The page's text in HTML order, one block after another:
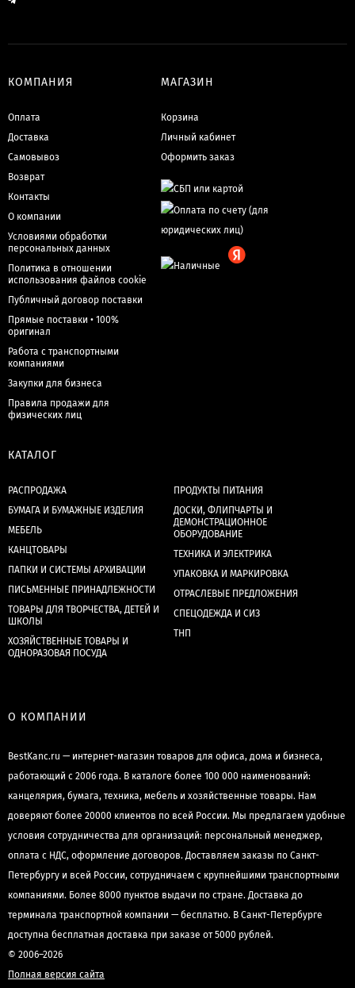
КОМПАНИЯ
Оплата
Доставка
Самовывоз
Возврат
Контакты
О компании
Условиями обработки
персональных данных
Политика в отношении
использования файлов cookie
Публичный договор поставки
Прямые поставки • 100%
оригинал
Работа с транспортными
компаниями
Закупки для бизнеса
Правила продажи для
физических лиц
МАГАЗИН
Корзина
Личный кабинет
Оформить заказ
КАТАЛОГ
РАСПРОДАЖА
БУМАГА И БУМАЖНЫЕ ИЗДЕЛИЯ
МЕБЕЛЬ
КАНЦТОВАРЫ
ПАПКИ И СИСТЕМЫ АРХИВАЦИИ
ПИСЬМЕННЫЕ ПРИНАДЛЕЖНОСТИ
ТОВАРЫ ДЛЯ ТВОРЧЕСТВА, ДЕТЕЙ И
ШКОЛЫ
ХОЗЯЙСТВЕННЫЕ ТОВАРЫ И
ОДНОРАЗОВАЯ ПОСУДА
ПРОДУКТЫ ПИТАНИЯ
ДОСКИ, ФЛИПЧАРТЫ И
ДЕМОНСТРАЦИОННОЕ
ОБОРУДОВАНИЕ
ТЕХНИКА И ЭЛЕКТРИКА
УПАКОВКА И МАРКИРОВКА
ОТРАСЛЕВЫЕ ПРЕДЛОЖЕНИЯ
СПЕЦОДЕЖДА И СИЗ
ТНП
О КОМПАНИИ
BestKanc.ru — интернет-магазин товаров для офиса, дома и бизнеса,
работающий с 2006 года. В каталоге более 100 000 наименований:
канцелярия, бумага, техника, мебель и хозяйственные товары. Нам
доверяют более 20000 клиентов по всей России. Мы предлагаем удобные
условия сотрудничества для организаций: персональный менеджер,
оплата с НДС, оформление договоров. Доставляем заказы по Санкт-
Петербургу и всей России, сотрудничаем с крупнейшими транспортными
компаниями. Более 8000 пунктов выдачи по стране. Доставка до
терминала транспортной компании — бесплатно. В Санкт-Петербурге
доступна бесплатная доставка при заказе от 5000 рублей.
© 2006–2026
Полная версия сайта